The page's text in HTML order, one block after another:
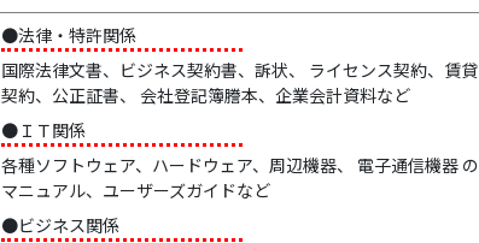
●法律・特許関係
国際法律文書、ビジネス契約書、訴状、 ライセンス契約、賃貸
契約、公正証書、 会社登記簿謄本、企業会計資料など
●ＩＴ関係
各種ソフトウェア、ハードウェア、周辺機器、 電子通信機器 の
マニュアル、ユーザーズガイドなど
●ビジネス関係